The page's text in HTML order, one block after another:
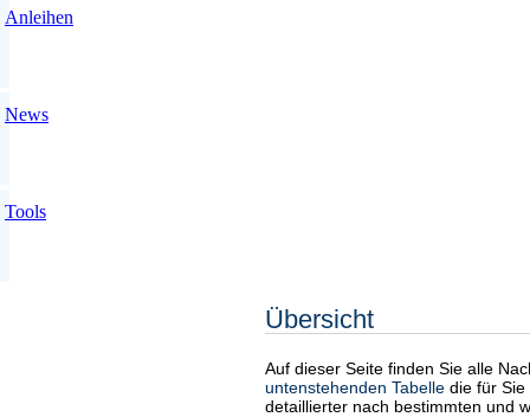
Anleihen
News
Tools
Übersicht
Auf dieser Seite finden Sie alle
untenstehenden Tabelle die für
detaillierter nach bestimmten und